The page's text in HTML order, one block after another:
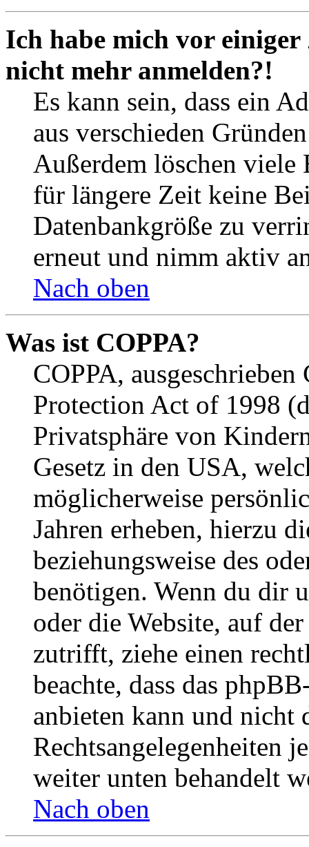
Ich habe mich vor
nicht mehr anmelden?!
Es kann sein, dass ein
aus verschieden
Außerdem löschen viele
für längere Zeit keine
Datenbankgröße zu
erneut und nimm aktiv
Nach oben
Was ist COPPA?
COPPA,
Protection Act of 1998
Privatsphäre von
Gesetz in den USA,
möglicherweise
Jahren erheben, hierzu
beziehungsweise des
benötigen. Wenn du dir
oder die Website, auf
zutrifft, ziehe einen
beachte, dass das
anbieten kann und nicht
Rechtsangelegenheiten
weiter unten behandelt
Nach oben